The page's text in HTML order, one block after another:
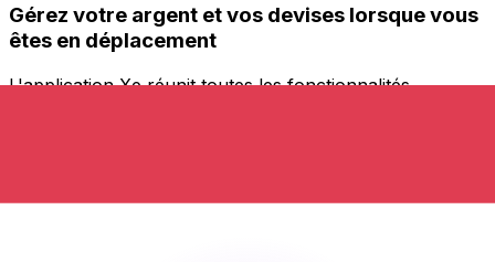
Gérez votre argent et vos devises lorsque vous
êtes en déplacement
L'application Xe réunit toutes les fonctionnalités